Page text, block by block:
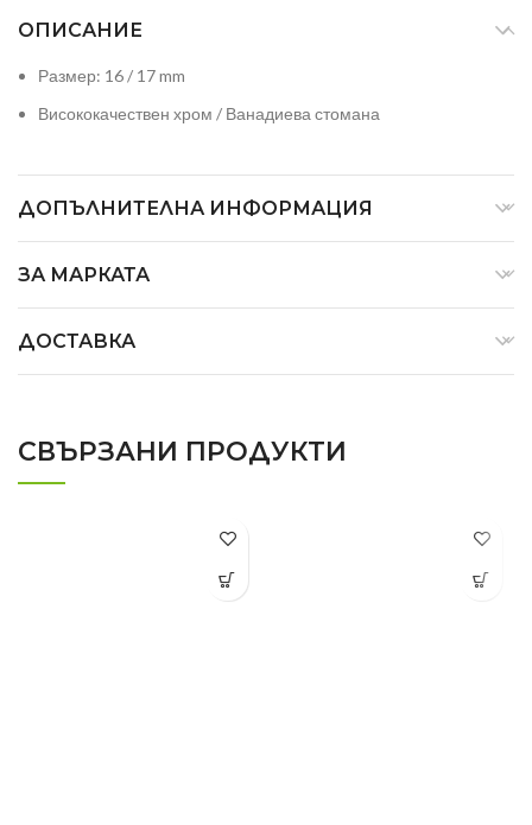
ОПИСАНИЕ
Размер: 16 / 17 mm
Висококачествен хром / Ванадиева стомана
ДОПЪЛНИТЕЛНА ИНФОРМАЦИЯ
ЗА МАРКАТА
ДОСТАВКА
СВЪРЗАНИ ПРОДУКТИ